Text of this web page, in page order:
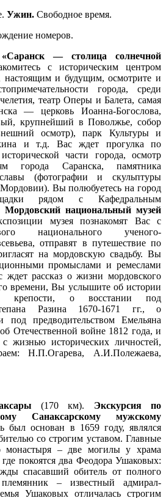
Ужин. Свободное время.
номеров.
— столица солнечной
с историческим центром
и будущим, осмотрите и
города, среди
театр Оперы и Балета, самая
— церковь Иоанна-Богослова,
крупнейший в Поволжье, собор
осмотр), парк Культуры и
и т.д. Вас ждет прогулка по
части города, осмотр
города Саранска, памятника
(фотографии и скульптуры
Вы полюбуетесь на город
рядом с Кафедральным
Мордовский национальный музей
музея познакомят Вас с
национального ученого-
отправят в путешествие по
на мордовскую свадьбу. Вы
промыслами и ремеслами
ждет рассказ о жизни мордовского
времени, Вы услышите об истории
крепости, о восстании под
Разина 1670-1671 гг., о
под предводительством Емельяна
Отечественной войне 1812 года, и
жизнью исторических личностей,
Н.П.Огарева, А.И.Полежаева,
(170 км). Экскурсия по
Санаксарскому мужскому
был основан в 1659 году, являлся
со строгим уставом. Главные
монастыря – две могилы у храма
покоятся два Феодора Ушаковых:
спасавший обитель от полного
– известный адмирал-
Ушаковых отличалась строгим